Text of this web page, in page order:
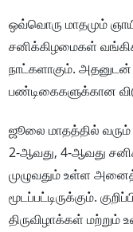
ஒவ்வொரு மாதமும்
சனிக்கிழமைகள்
நாட்களாகும். அதனுடன்
பண்டிகைகளுக்கான
ஜூலை மாதத்தில்
2-ஆவது, 4-ஆவது
முழுவதும் உள்ள
மூடப்பட்டிருக்கும்.
திருவிழாக்கள்